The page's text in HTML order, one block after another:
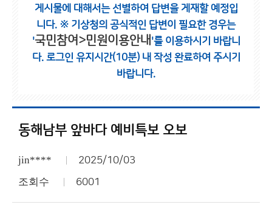
게시물에 대해서는 선별하여 답변을 게재할 예정입
니다. ※ 기상청의 공식적인 답변이 필요한 경우는
'국민참여>민원이용안내 '를 이용하시기 바랍니
다. 로그인 유지시간(10분) 내 작성 완료하여 주시기
바랍니다.
동해남부 앞바다 예비특보 오보
jin**** 2025/10/03
조회수 6001